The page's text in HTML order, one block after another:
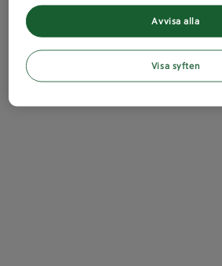
Avvisa alla
Visa syften